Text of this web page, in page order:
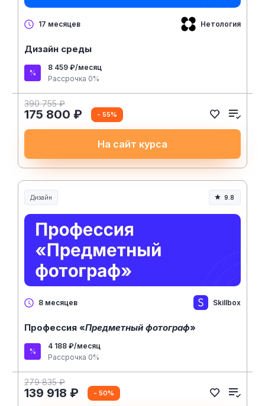
17 месяцев Нетология
Дизайн среды
8 459 ₽/месяц
Рассрочка 0%
390 755 ₽
175 800 ₽ - 55%
На сайт курса
Дизайн 9.8
8 месяцев Skillbox
Профессия «Предметный фотограф»
4 188 ₽/месяц
Рассрочка 0%
279 835 ₽
139 918 ₽ - 50%